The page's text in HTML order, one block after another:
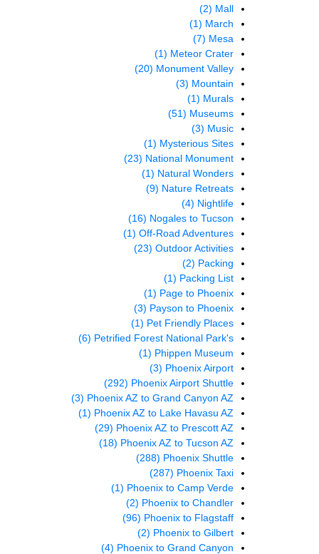
Mall
(2)
March
(1)
Mesa
(7)
Meteor Crater
(1)
Monument Valley
(20)
Mountain
(3)
Murals
(1)
Museums
(51)
Music
(3)
Mysterious Sites
(1)
National Monument
(23)
Natural Wonders
(1)
Nature Retreats
(9)
Nightlife
(4)
Nogales to Tucson
(16)
Off-Road Adventures
(1)
Outdoor Activities
(23)
Packing
(2)
Packing List
(1)
Page to Phoenix
(1)
Payson to Phoenix
(3)
Pet Friendly Places
(1)
Petrified Forest National Park's
(6)
Phippen Museum
(1)
Phoenix Airport
(3)
Phoenix Airport Shuttle
(292)
Phoenix AZ to Grand Canyon AZ
(3)
Phoenix AZ to Lake Havasu AZ
(1)
Phoenix AZ to Prescott AZ
(29)
Phoenix AZ to Tucson AZ
(18)
Phoenix Shuttle
(288)
Phoenix Taxi
(287)
Phoenix to Camp Verde
(1)
Phoenix to Chandler
(2)
Phoenix to Flagstaff
(96)
Phoenix to Gilbert
(2)
Phoenix to Grand Canyon
(4)